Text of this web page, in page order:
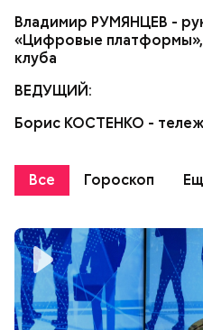
Владимир РУМЯНЦЕВ -
«Цифровые платформы»,
клуба
ВЕДУЩИЙ:
Борис КОСТЕНКО -
Все Гороскоп